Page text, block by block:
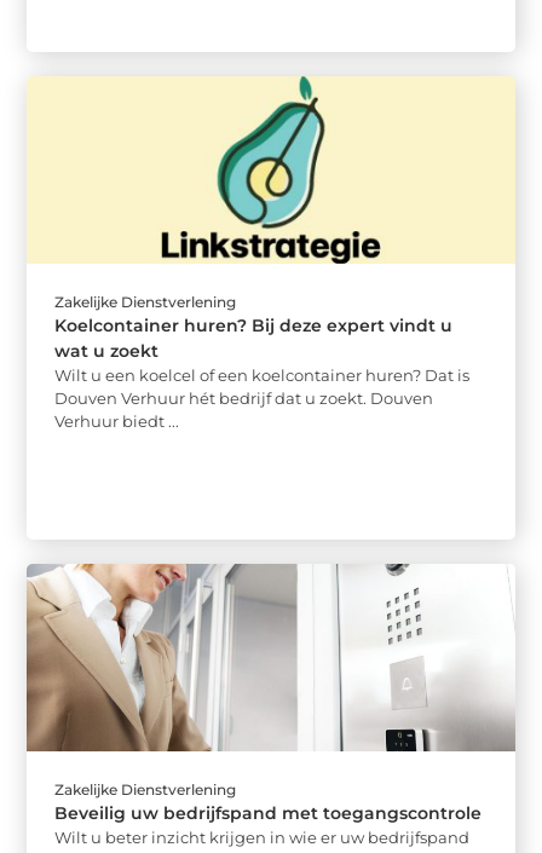
Zakelijke Dienstverlening
Koelcontainer huren? Bij deze expert vindt u
wat u zoekt
Wilt u een koelcel of een koelcontainer huren? Dat is
Douven Verhuur hét bedrijf dat u zoekt. Douven
Verhuur biedt ...
Zakelijke Dienstverlening
Beveilig uw bedrijfspand met toegangscontrole
Wilt u beter inzicht krijgen in wie er uw bedrijfspand